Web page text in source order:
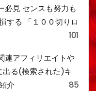
必見 センスも努力も
する 「１００切りロ
101
連アフィリエイトや
る(検索された)キ
介
85